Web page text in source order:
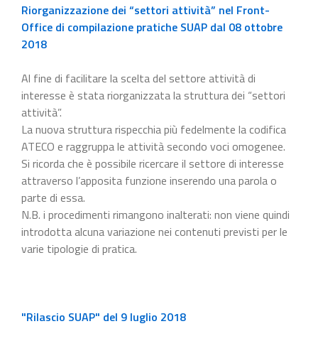
Riorganizzazione dei “settori attività” nel Front-
Office di compilazione pratiche SUAP dal 08 ottobre
2018
Al fine di facilitare la scelta del settore attività di
interesse è stata riorganizzata la struttura dei “settori
attività”.
La nuova struttura rispecchia più fedelmente la codifica
ATECO e raggruppa le attività secondo voci omogenee.
Si ricorda che è possibile ricercare il settore di interesse
attraverso l’apposita funzione inserendo una parola o
parte di essa.
N.B. i procedimenti rimangono inalterati: non viene quindi
introdotta alcuna variazione nei contenuti previsti per le
varie tipologie di pratica.
"Rilascio SUAP" del 9 luglio 2018